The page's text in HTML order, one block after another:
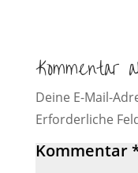
Kommentar
Deine E-Mail-
Erforderliche